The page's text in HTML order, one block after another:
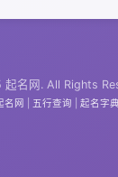
名网. All Rights
名网 五行查询 起名字典